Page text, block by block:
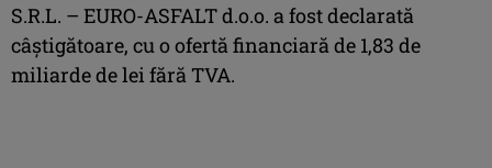
S.R.L. – EURO-ASFALT d.o.o. a fost declarată
câștigătoare, cu o ofertă financiară de 1,83 de
miliarde de lei fără TVA.